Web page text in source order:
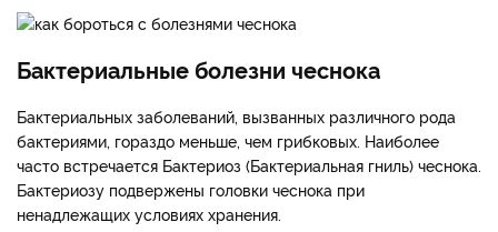
Бактериальные болезни чеснока
Бактериальных заболеваний, вызванных различного рода
бактериями, гораздо меньше, чем грибковых. Наиболее
часто встречается Бактериоз (Бактериальная гниль) чеснока.
Бактериозу подвержены головки чеснока при
ненадлежащих условиях хранения.